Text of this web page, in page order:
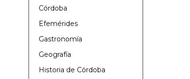
Córdoba
Efemérides
Gastronomía
Geografía
Historia de Córdoba